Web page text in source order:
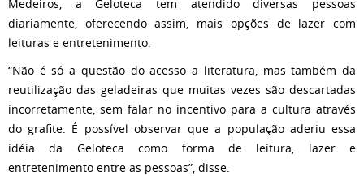
Medeiros, a Geloteca tem atendido diversas pessoas
diariamente, oferecendo assim, mais opções de lazer com
leituras e entretenimento.
“Não é só a questão do acesso a literatura, mas também da
reutilização das geladeiras que muitas vezes são descartadas
incorretamente, sem falar no incentivo para a cultura através
do grafite. É possível observar que a população aderiu essa
idéia da Geloteca como forma de leitura, lazer e
entretenimento entre as pessoas”, disse.